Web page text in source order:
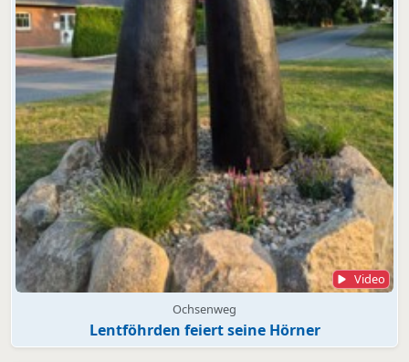
Video
Ochsenweg
Lentföhrden feiert seine Hörner